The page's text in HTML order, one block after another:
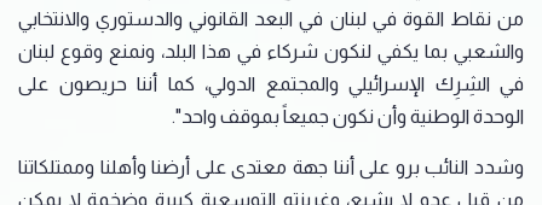
من نقاط القوة في لبنان في البعد القانوني والدستوري والانتخابي
والشعبي بما يكفي لنكون شركاء في هذا البلد، ونمنع وقوع لبنان
في الشِرِك الإسرائيلي والمجتمع الدولي، كما أننا حريصون على
الوحدة الوطنية وأن نكون جميعاً بموقف واحد".
وشدد النائب برو على أننا جهة معتدى على أرضنا وأهلنا وممتلكاتنا
من قبل عدو لا يشبع، وغريزته التوسعية كبيرة وضخمة لا يمكن